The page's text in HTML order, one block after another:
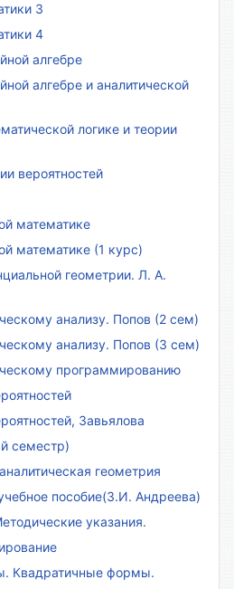
3
4
алгебре
алгебре и аналитической
логике и теории
вероятностей
математике
математике (1 курс)
геометрии. Л. А.
анализу. Попов (2 сем)
анализу. Попов (3 сем)
программированию
Завьялова
семестр)
геометрия
пособие(З.И. Андреева)
указания.
Квадратичные формы.